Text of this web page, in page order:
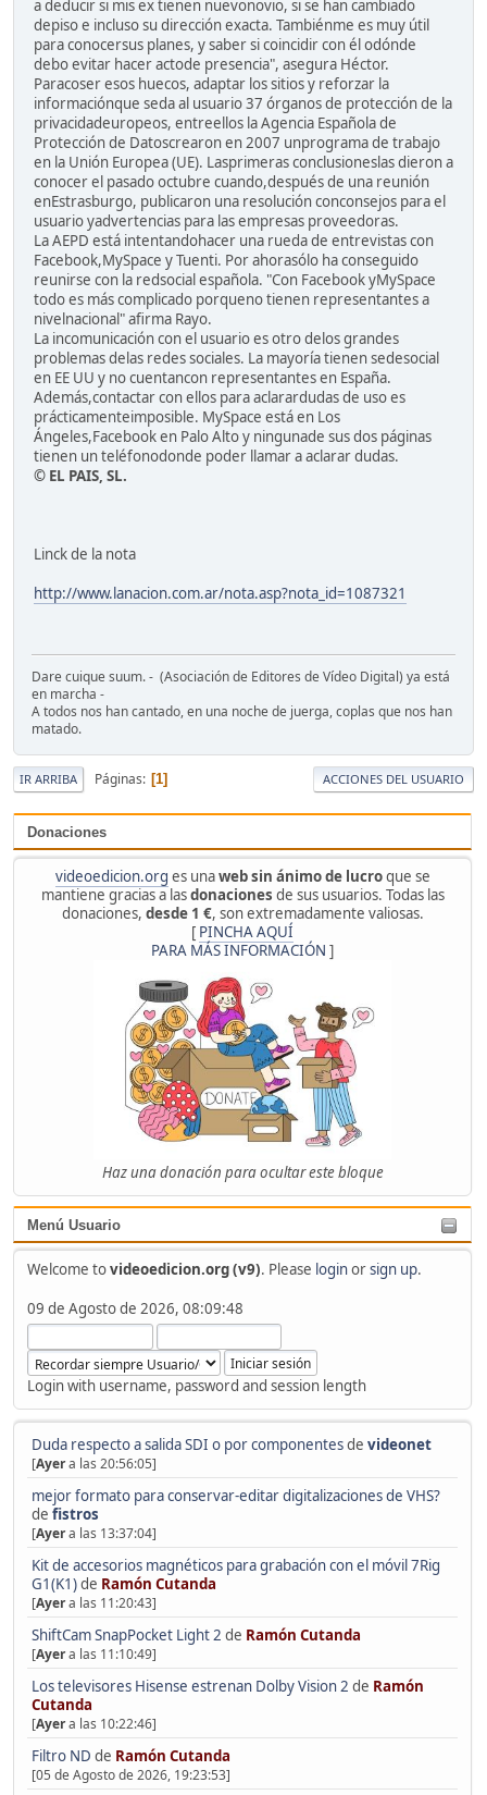
Donaciones
videoedicion.org es unaweb sin ánimo de lucroque se
mantiene gracias a lasdonaciones de sus usuarios. Todas las
donaciones, desde 1 €, son extremadamente valiosas.
[ PINCHA AQUÍ
PARA MÁS INFORMACIÓN ]
Haz una donación para ocultar este bloque
Menú Usuario
Welcome tovideoedicion.org (v9). Please loginorsign up.
09 de Agosto de 2026, 08:09:48
Login with username, password and session length
Duda respecto a salida SDI o por componentesde videonet
[Ayera las 20:56:05]
mejor formato para conservar-editar digitalizaciones de VHS?
de fistros
[Ayera las 13:37:04]
Kit de accesorios magnéticos para grabación con el móvil 7Rig
G1(K1)de Ramón Cutanda
[Ayera las 11:20:43]
ShiftCam SnapPocket Light 2 de Ramón Cutanda
[Ayera las 11:10:49]
Los televisores Hisense estrenan Dolby Vision 2 de Ramón
Cutanda
[Ayera las 10:22:46]
Filtro ND de Ramón Cutanda
[05 de Agosto de 2026, 19:23:53]
a deducir si mis ex tienen nuevonovio, si se han cambiado
depiso e incluso su dirección exacta. Tambiénme es muy útil
para conocersus planes, y saber si coincidir con él odónde
debo evitar hacer actode presencia", asegura Héctor.
Paracoser esos huecos, adaptar los sitios y reforzar la
informaciónque seda al usuario 37 órganos de protección de la
privacidadeuropeos, entreellos la Agencia Española de
Protección de Datoscrearon en 2007 unprograma de trabajo
en la Unión Europea (UE). Lasprimeras conclusioneslas dieron a
conocer el pasado octubre cuando,después de una reunión
enEstrasburgo, publicaron una resolución conconsejos para el
usuario yadvertencias para las empresas proveedoras.
La AEPD está intentandohacer una rueda de entrevistas con
Facebook,MySpace y Tuenti. Por ahorasólo ha conseguido
reunirse con la redsocial española. "Con Facebook yMySpace
todo es más complicado porqueno tienen representantes a
nivelnacional" afirma Rayo.
La incomunicación con el usuario es otro delos grandes
problemas delas redes sociales. La mayoría tienen sedesocial
en EE UU y no cuentancon representantes en España.
Además,contactar con ellos para aclarardudas de uso es
prácticamenteimposible. MySpace está en Los
Ángeles,Facebook en Palo Alto y ningunade sus dos páginas
tienen un teléfonodonde poder llamar a aclarar dudas.
© EL PAIS, SL.
Linck de la nota
http://www.lanacion.com.ar/nota.asp?nota_id=1087321
Dare cuique suum. - (Asociación de Editores de Vídeo Digital) ya está
en marcha -
A todos nos han cantado, en una noche de juerga, coplas que nos han
matado.
IR ARRIBA Páginas 1 ACCIONES DEL USUARIO